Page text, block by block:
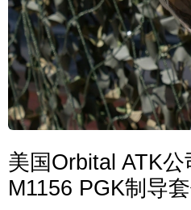
美国Orbital ATK
M1156 PGK制导套